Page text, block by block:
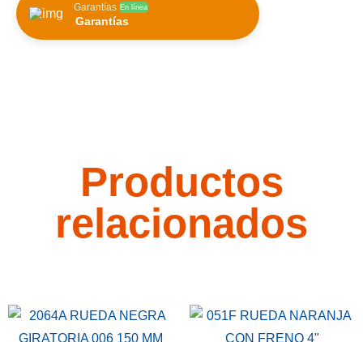
Garantías En línea
Garantías
Productos
relacionados